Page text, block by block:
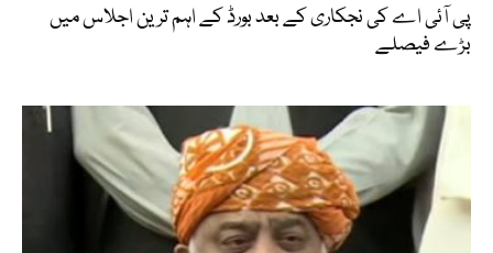
پی آئی اے کی نجکاری کے بعد بورڈ کے اہم ترین اجلاس میں
بڑے فیصلے